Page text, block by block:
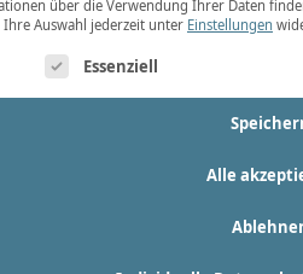
WOHNUNG IN
über die Verwendung Ihrer Daten
Ihre Auswahl jederzeit unter Einstellungen
eine Liste der Service-Gruppen,
Essenziell
Alle